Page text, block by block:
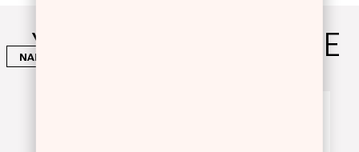
YOU WILL ALSO LOVE
NAILS